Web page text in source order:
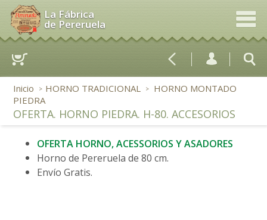
La Fábrica
de Pereruela
Inicio > HORNO TRADICIONAL >
HORNO MONTADO
PIEDRA
OFERTA. HORNO PIEDRA. H-80. ACCESORIOS
OFERTA HORNO, ACESSORIOS Y ASADORES
Horno de Pereruela de 80 cm.
Envío Gratis.